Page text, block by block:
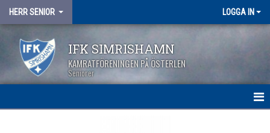
HERR SENIOR LOGGA IN
IFK SIMRISHAMN
KAMRATFÖRENINGEN PÅ ÖSTERLEN
Seniorer